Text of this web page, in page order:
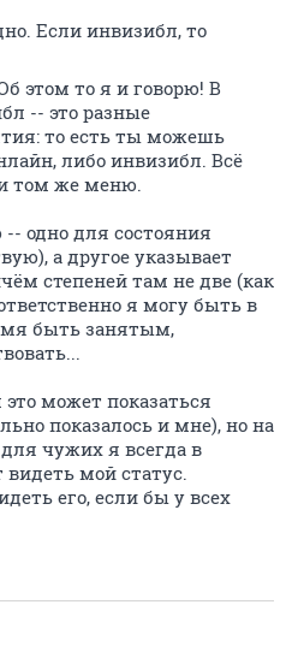
Если инвизибл, то
этом то я и говорю! В
-- это разные
то есть ты можешь
либо инвизибл. Всё
том же меню.
одно для состояния
а другое указывает
степеней там не две (как
я могу быть в
быть занятым,
может показаться
показалось и мне), но на
чужих я всегда в
мой статус.
его, если бы у всех